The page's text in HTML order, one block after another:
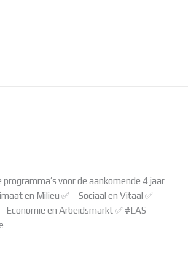
voor de aankomende 4 jaar
en Milieu ✅ – Sociaal en Vitaal ✅ –
Economie en Arbeidsmarkt ✅ #LAS